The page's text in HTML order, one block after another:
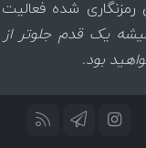
رمزنگاری شده
یک قدم جلوتر
بود.